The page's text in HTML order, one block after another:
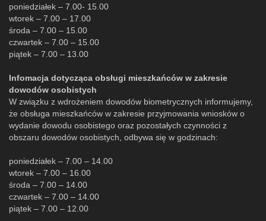
poniedziałek – 7.00- 15.00
wtorek – 7.00 – 17.00
środa – 7.00 – 15.00
czwartek – 7.00 – 15.00
piątek – 7.00 – 13.00
Infomacja dotycząca obsługi mieszkańców w zakresie
dowodów osobistych
W związku z wdrożeniem dowodów biometrycznych informujemy,
że obsługa mieszkańców w zakresie przyjmowania wniosków o
wydanie dowodu osobistego oraz pozostałych czynności z
obszaru dowodów osobistych, odbywa się w godzinach:
poniedziałek – 7.00 – 14.00
wtorek – 7.00 – 16.00
środa – 7.00 – 14.00
czwartek – 7.00 – 14.00
piątek – 7.00 – 12.00